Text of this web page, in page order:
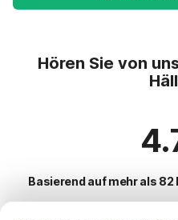
Hören Sie von
Basierend auf mehr als 82